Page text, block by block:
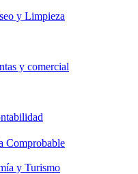
y Limpieza
y comercial
Comprobable
y Turismo